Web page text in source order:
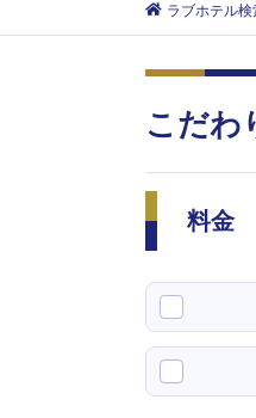
ラブホテル
こだわ
料金